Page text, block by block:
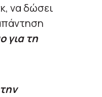
να δώσει
για τη